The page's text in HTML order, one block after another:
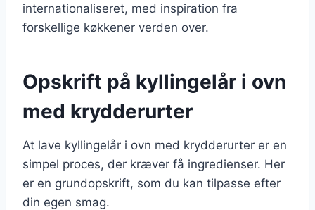
internationaliseret, med inspiration fra
forskellige køkkener verden over.
Opskrift på kyllingelår i ovn
med krydderurter
At lave kyllingelår i ovn med krydderurter er en
simpel proces, der kræver få ingredienser. Her
er en grundopskrift, som du kan tilpasse efter
din egen smag.